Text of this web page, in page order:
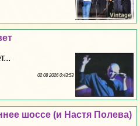
02 08 2026 0:43:53
шоссе (и Настя Полева)